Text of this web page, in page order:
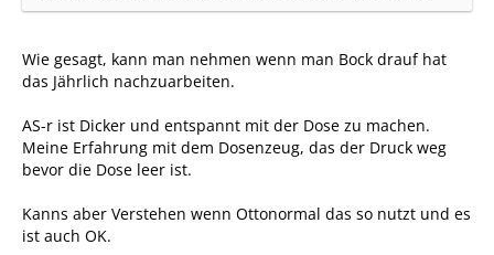
Wie gesagt, kann man nehmen wenn man Bock drauf hat
das Jährlich nachzuarbeiten.
AS-r ist Dicker und entspannt mit der Dose zu machen.
Meine Erfahrung mit dem Dosenzeug, das der Druck weg
bevor die Dose leer ist.
Kanns aber Verstehen wenn Ottonormal das so nutzt und es
ist auch OK.